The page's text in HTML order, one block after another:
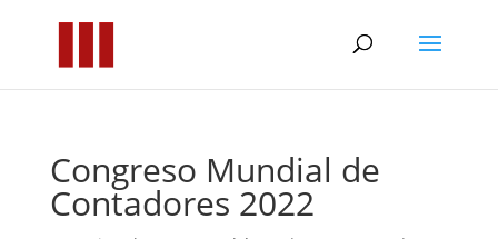
Congreso Mundial de
Contadores 2022